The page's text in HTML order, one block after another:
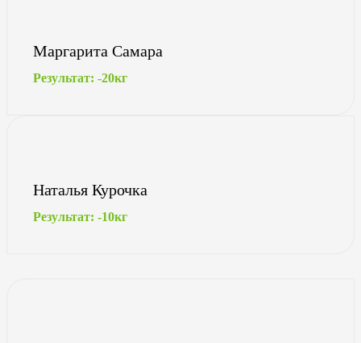
Маргарита Самара
Результат: -20кг
Наталья Курочка
Результат: -10кг